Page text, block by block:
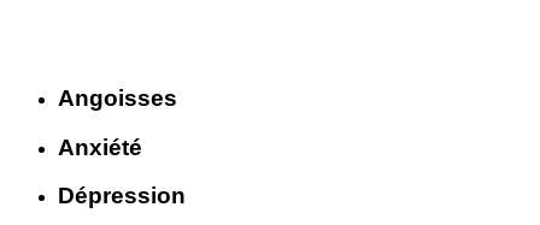
Angoisses
Anxiété
Dépression